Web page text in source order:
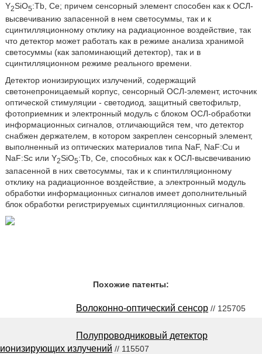
Y2SiO5:Tb, Ce; причем сенсорный элемент способен как к ОСЛ-
высвечиванию запасенной в нем светосуммы, так и к
сцинтилляционному отклику на радиационное воздействие, так
что детектор может работать как в режиме анализа хранимой
светосуммы (как запоминающий детектор), так и в
сцинтилляционном режиме реального времени.
Детектор ионизирующих излучений, содержащий
светонепроницаемый корпус, сенсорный ОСЛ-элемент, источник
оптической стимуляции - светодиод, защитный светофильтр,
фотоприемник и электронный модуль с блоком ОСЛ-обработки
информационных сигналов, отличающийся тем, что детектор
снабжен держателем, в котором закреплен сенсорный элемент,
выполненный из оптических материалов типа NaF, NaF:Cu и
NaF:Sc или Y2SiO5:Tb, Се, способных как к ОСЛ-высвечиванию
запасенной в них светосуммы, так и к спинтилляционному
отклику на радиационное воздействие, а электронный модуль
обработки информационных сигналов имеет дополнительный
блок обработки регистрируемых сцинтилляционных сигналов.
Похожие патенты:
Волоконно-оптический сенсор // 125705
Полупроводниковый детектор
ионизирующих излучений // 115507